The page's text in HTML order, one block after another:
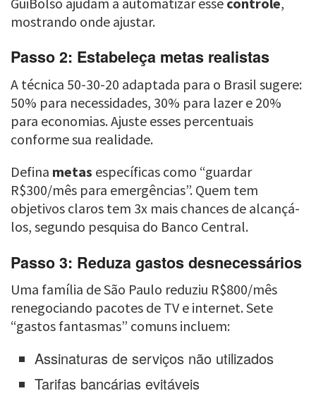
mostrando onde ajustar.
Passo 2: Estabeleça metas realistas
A técnica 50-30-20 adaptada para o Brasil sugere:
50% para necessidades, 30% para lazer e 20%
para economias. Ajuste esses percentuais
conforme sua realidade.
Defina metas específicas como “guardar
R$300/mês para emergências”. Quem tem
objetivos claros tem 3x mais chances de alcançá-
los, segundo pesquisa do Banco Central.
Passo 3: Reduza gastos desnecessários
Uma família de São Paulo reduziu R$800/mês
renegociando pacotes de TV e internet. Sete
“gastos fantasmas” comuns incluem:
Assinaturas de serviços não utilizados
Tarifas bancárias evitáveis